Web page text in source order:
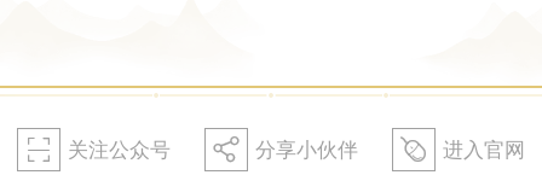
򰀁 关注公众号 򰀂 分享小伙伴 򰀄 进入官网